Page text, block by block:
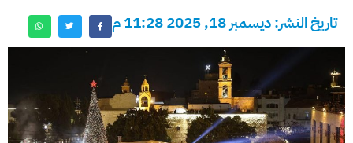
تاريخ النشر: ديسمبر 18, 2025 11:28 م